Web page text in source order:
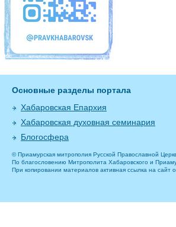
Основные разделы портала
Хабаровская Епархия
Хабаровская духовная семинария
Блогосфера
© Приамурская митрополия Русской Православной
По благословению Митрополита Хабаровского и
При копировании материалов активная ссылка на сайт